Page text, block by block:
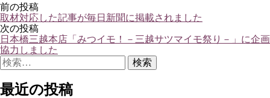
投
稿
ナ
ビ
ゲ
ー
前の投稿
取材対応した記事が毎日新聞に掲載されました
次の投稿
日本橋三越本店「みつイモ！－三越サツマイモ祭り－」に企画
協力しました
検
索:
最近の投稿